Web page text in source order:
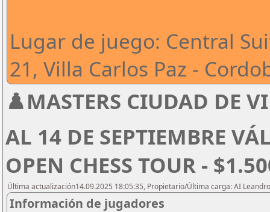
Lugar de juego: Central
21, Villa Carlos Paz -
♟️MASTERS CIUDAD DE
AL 14 DE SEPTIEMBRE
OPEN CHESS TOUR -
Última actualización14.09.2025 18:05:35, Propietario/Última carga: AI
Información de jugadores